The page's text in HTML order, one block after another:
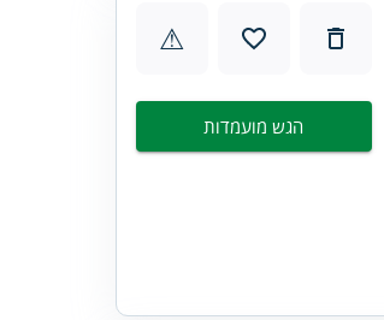
⚠
הגש מועמדות